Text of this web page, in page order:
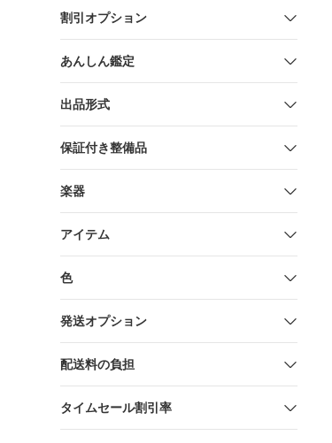
割引オプション
あんしん鑑定
出品形式
保証付き整備品
楽器
アイテム
色
発送オプション
配送料の負担
タイムセール割引率